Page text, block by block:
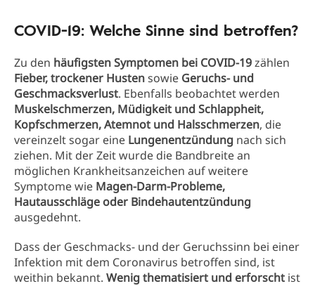
COVID-19: Welche Sinne sind betroffen?
Zu den häufigsten Symptomen bei COVID-19zählen
Fieber, trockener Hustensowie Geruchs- und
Geschmacksverlust. Ebenfalls beobachtet werden
Muskelschmerzen, Müdigkeit und Schlappheit,
Kopfschmerzen, Atemnot und Halsschmerzen, die
vereinzelt sogar eine Lungenentzündung nach sich
ziehen. Mit der Zeit wurde die Bandbreite an
möglichen Krankheitsanzeichen auf weitere
Symptome wie Magen-Darm-Probleme,
Hautausschläge oder Bindehautentzündung
ausgedehnt.
Dass der Geschmacks- und der Geruchssinn bei einer
Infektion mit dem Coronavirus betroffen sind, ist
weithin bekannt. Wenig thematisiert und erforscht ist